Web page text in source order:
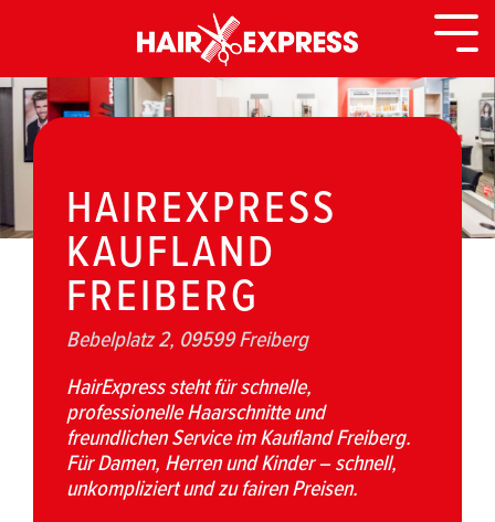
HAIREXPRESS
KAUFLAND
FREIBERG
Bebelplatz 2, 09599 Freiberg
HairExpress steht für schnelle,
professionelle Haarschnitte und
freundlichen Service im Kaufland Freiberg.
Für Damen, Herren und Kinder – schnell,
unkompliziert und zu fairen Preisen.